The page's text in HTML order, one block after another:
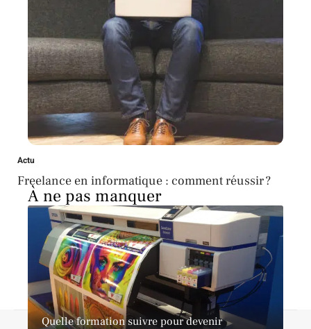
Actu
Freelance en informatique : comment réussir ?
À ne pas manquer
Quelle formation suivre pour devenir